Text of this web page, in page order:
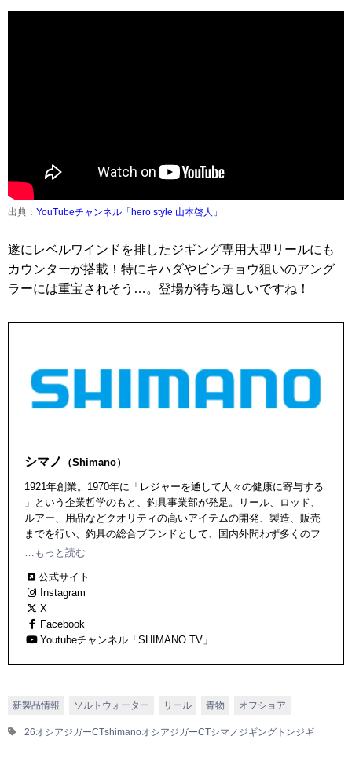
出典： YouTubeチャンネル「hero style 山本啓人」
遂にレベルワインドを排したジギング専用大型リールにも
カウンターが搭載！特にキハダやビンチョウ狙いのアング
ラーには重宝されそう…。登場が待ち遠しいですね！
シマノ （Shimano）
1921年創業。1970年に「レジャーを通して人々の健康に寄与する
」という企業哲学のもと、釣具事業部が発足。リール、ロッド、
ルアー、用品などクオリティの高いアイテムの開発、製造、販売
までを行い、釣具の総合ブランドとして、国内外問わず多くのフ
ァンを抱えている。独自の技術も数多く、世界に誇るジャパンク
…もっと読む
公式サイト
Instagram
X
Facebook
Youtubeチャンネル「SHIMANO TV」
新製品情報 ソルトウォーター リール 青物 オフショア
26オシアジガーCTshimanoオシアジガーCTシマノ ジギング トンジギ